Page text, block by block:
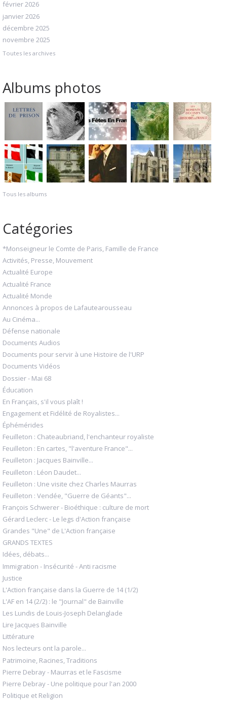
février 2026
janvier 2026
décembre 2025
novembre 2025
Toutes les archives
Albums photos
Tous les albums
Catégories
*Monseigneur le Comte de Paris, Famille de France
Activités, Presse, Mouvement
Actualité Europe
Actualité France
Actualité Monde
Annonces à propos de Lafautearousseau
Au Cinéma...
Défense nationale
Documents Audios
Documents pour servir à une Histoire de l'URP
Documents Vidéos
Dossier - Mai 68
Éducation
En Français, s'il vous plaît !
Engagement et Fidélité de Royalistes...
Éphémérides
Feuilleton : Chateaubriand, l'enchanteur royaliste
Feuilleton : En cartes, "l'aventure France"...
Feuilleton : Jacques Bainville...
Feuilleton : Léon Daudet...
Feuilleton : Une visite chez Charles Maurras
Feuilleton : Vendée, "Guerre de Géants"...
François Schwerer - Bioéthique : culture de mort
Gérard Leclerc - Le legs d'Action française
Grandes "Une" de L'Action française
GRANDS TEXTES
Idées, débats...
Immigration - Insécurité - Anti racisme
Justice
L'Action française dans la Guerre de 14 (1/2)
L'AF en 14 (2/2) : le "Journal" de Bainville
Les Lundis de Louis-Joseph Delanglade
Lire Jacques Bainville
Littérature
Nos lecteurs ont la parole...
Patrimoine, Racines, Traditions
Pierre Debray - Maurras et le Fascisme
Pierre Debray - Une politique pour l'an 2000
Politique et Religion